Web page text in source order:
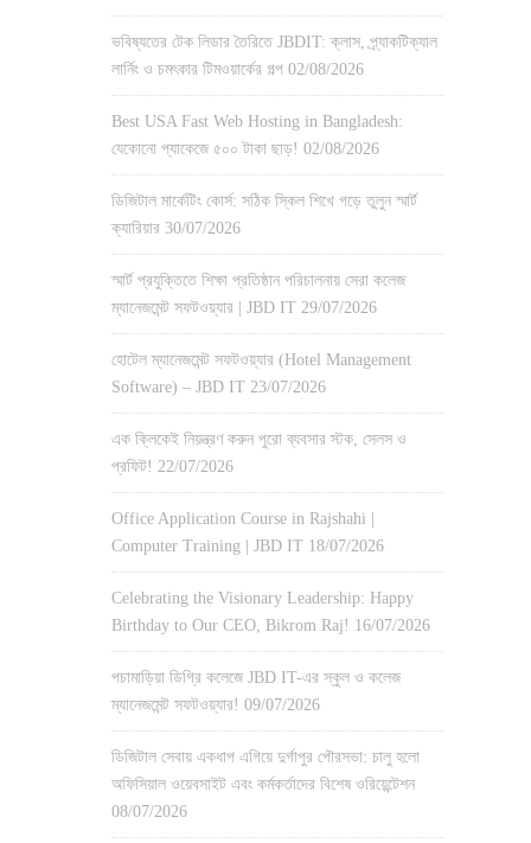
ভবিষ্যতের টেক লিডার তৈরিতে JBDIT: ক্লাস, প্র্যাকটিক্যাল
লার্নিং ও চমৎকার টিমওয়ার্কের গল্প 02/08/2026
Best USA Fast Web Hosting in Bangladesh:
যেকোনো প্যাকেজে ৫০০ টাকা ছাড়! 02/08/2026
ডিজিটাল মার্কেটিং কোর্স: সঠিক স্কিল শিখে গড়ে তুলুন স্মার্ট
ক্যারিয়ার 30/07/2026
স্মার্ট প্রযুক্তিতে শিক্ষা প্রতিষ্ঠান পরিচালনায় সেরা কলেজ
ম্যানেজমেন্ট সফটওয়্যার | JBD IT 29/07/2026
হোটেল ম্যানেজমেন্ট সফটওয়্যার (Hotel Management
Software) – JBD IT 23/07/2026
এক ক্লিকেই নিয়ন্ত্রণ করুন পুরো ব্যবসার স্টক, সেলস ও
প্রফিট! 22/07/2026
Office Application Course in Rajshahi |
Computer Training | JBD IT 18/07/2026
Celebrating the Visionary Leadership: Happy
Birthday to Our CEO, Bikrom Raj! 16/07/2026
পচামাড়িয়া ডিগ্রি কলেজে JBD IT-এর স্কুল ও কলেজ
ম্যানেজমেন্ট সফটওয়্যার! 09/07/2026
ডিজিটাল সেবায় একধাপ এগিয়ে দুর্গাপুর পৌরসভা: চালু হলো
অফিসিয়াল ওয়েবসাইট এবং কর্মকর্তাদের বিশেষ ওরিয়েন্টেশন
08/07/2026